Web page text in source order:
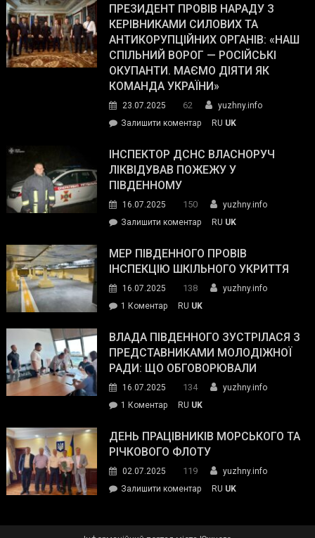
Street
Journal.
Південному
працівникам
ОПЗ
з
матеріального
резерву
гуманітарну
допомогу
ПРЕЗИДЕНТ ПРОВІВ НАРАДУ З
КЕРІВНИКАМИ СИЛОВИХ ТА
АНТИКОРУПЦІЙНИХ ОРГАНІВ: «НАШ
СПІЛЬНИЙ ВОРОГ — РОСІЙСЬКІ
ОКУПАНТИ. МАЄМО ДІЯТИ ЯК
КОМАНДА УКРАЇНИ»
23.07.2025 62
yuzhny.info
Залишити коментарon
провів
нараду
силових
та
органів:
«Наш
спільний
окупанти.
Маємо
діяти
команда
RU UK
ІНСПЕКТОР ДСНС ВЛАСНОРУЧ
ЛІКВІДУВАВ ПОЖЕЖУ У
ПІВДЕННОМУ
16.07.2025 150
yuzhny.info
Залишити коментарon
ДСНС
власноруч
пожежу
у
RU UK
МЕР ПІВДЕННОГО ПРОВІВ
ІНСПЕКЦІЮ ШКІЛЬНОГО УКРИТТЯ
16.07.2025 138
yuzhny.info
1 Коментардо
Південного
провів
інспекцію
укриття
RU UK
ВЛАДА ПІВДЕННОГО ЗУСТРІЛАСЯ З
ПРЕДСТАВНИКАМИ МОЛОДІЖНОЇ
РАДИ: ЩО ОБГОВОРЮВАЛИ
16.07.2025 134
yuzhny.info
1 Коментардо
Південного
зустрілася
представниками
молодіжної
RU UK
ДЕНЬ ПРАЦІВНИКІВ МОРСЬКОГО ТА
РІЧКОВОГО ФЛОТУ
02.07.2025 119
yuzhny.info
Залишити коментарon
RU UK